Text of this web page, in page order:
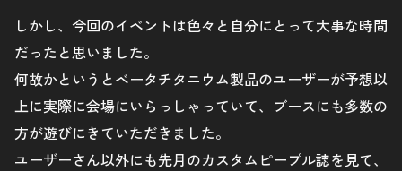
しかし、今回のイベントは色々と自分にとって大事な時間
だったと思いました。
何故かというとベータチタニウム製品のユーザーが予想以
上に実際に会場にいらっしゃっていて、ブースにも多数の
方が遊びにきていただきました。
ユーザーさん以外にも先月のカスタムピープル誌を見て、